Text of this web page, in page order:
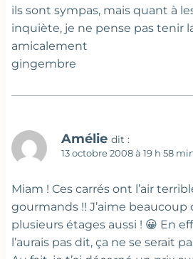
ils sont sympas, mais quant à
inquiète, je ne pense pas tenir
amicalement
gingembre
Amélie dit :
13 octobre 2008 à 19 h 58
Miam ! Ces carrés ont l’air
gourmands !! J’aime beaucoup
plusieurs étages aussi ! 😀 En
l’aurais pas dit, ça ne se serait